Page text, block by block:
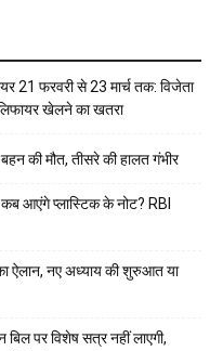
21 फरवरी से 23 मार्च तक: विजेता
खेलने का खतरा
की मौत, तीसरे की हालत गंभीर
आएंगे प्लास्टिक के नोट? RBI
ऐलान, नए अध्याय की शुरुआत या
पर विशेष सत्र नहीं लाएगी,